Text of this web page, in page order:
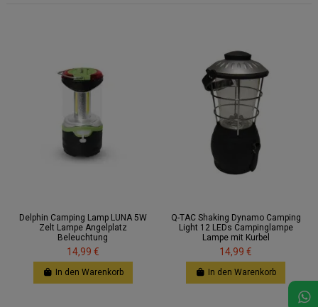
Delphin Camping Lamp LUNA 5W
Zelt Lampe Angelplatz
Beleuchtung
14,99 €
In den Warenkorb
Q-TAC Shaking Dynamo Camping
Light 12 LEDs Campinglampe
Lampe mit Kurbel
14,99 €
In den Warenkorb